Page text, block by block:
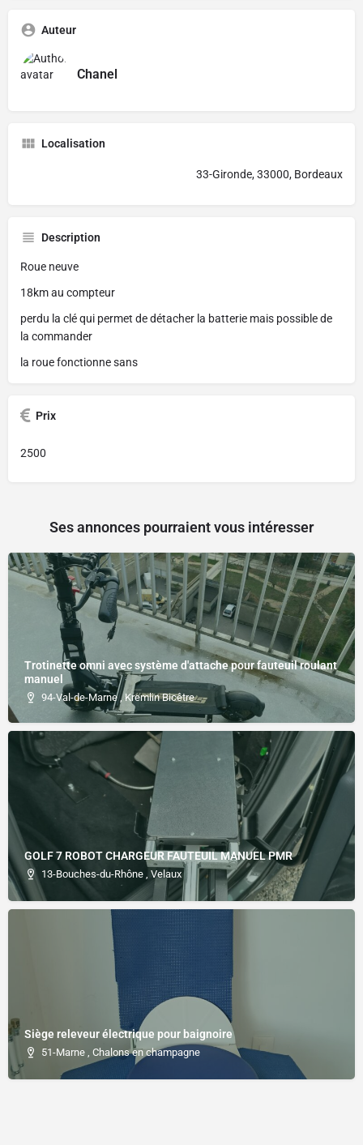
Auteur
Chanel
Localisation
33-Gironde, 33000, Bordeaux
Description
Roue neuve
18km au compteur
perdu la clé qui permet de détacher la batterie mais possible de
la commander
la roue fonctionne sans
Prix
2500
Ses annonces pourraient vous intéresser
Trotinette omni avec système d'attache pour fauteuil roulant
manuel
94-Val-de-Marne , Kremlin Bicêtre
GOLF 7 ROBOT CHARGEUR FAUTEUIL MANUEL PMR
13-Bouches-du-Rhône , Velaux
Siège releveur électrique pour baignoire
51-Marne , Chalons en champagne